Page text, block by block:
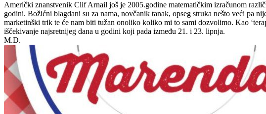
Američki znanstvenik Clif Arnail još je 2005.godine matematičkim izračunom
godini. Božićni blagdani su za nama, novčanik tanak, opseg struka nešto veći pa
marketinški trik te će nam biti tužan onoliko koliko mi to sami dozvolimo. Kao
iščekivanje najsretnijeg dana u godini koji pada između 21. i 23. lipnja.
M.D.